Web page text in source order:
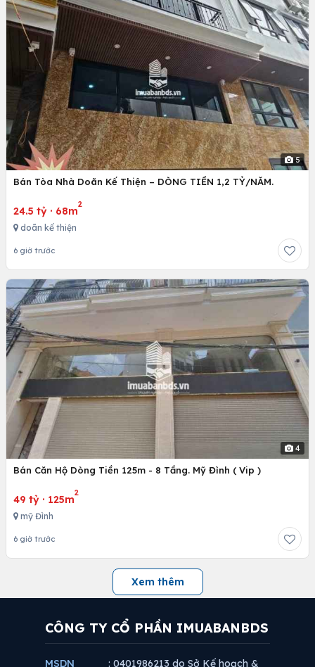
5
Bán Tòa Nhà Doãn Kế Thiện – DÒNG TIỀN 1,2 TỶ/NĂM.
24.5 tỷ · 68m
2
doãn kế thiện
6 giờ trước
4
Bán Căn Hộ Dòng Tiền 125m - 8 Tầng. Mỹ Đình ( Vip )
49 tỷ · 125m
2
mỹ Đình
6 giờ trước
Xem thêm
CÔNG TY CỔ PHẦN IMUABANBDS
MSDN : 0401986213 do Sở Kế hoạch &